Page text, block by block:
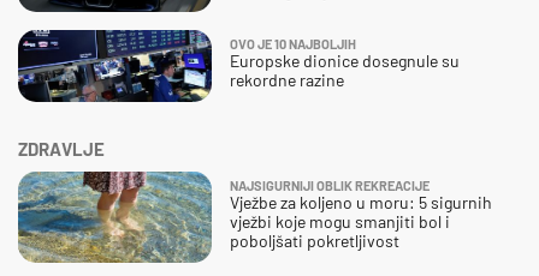
ZDRAVLJE
NAJSIGURNIJI OBLIK REKREACIJE
Vježbe za koljeno u moru: 5 sigurnih
vježbi koje mogu smanjiti bol i
poboljšati pokretljivost
OVO JE 10 NAJBOLJIH
Europske dionice dosegnule su
rekordne razine